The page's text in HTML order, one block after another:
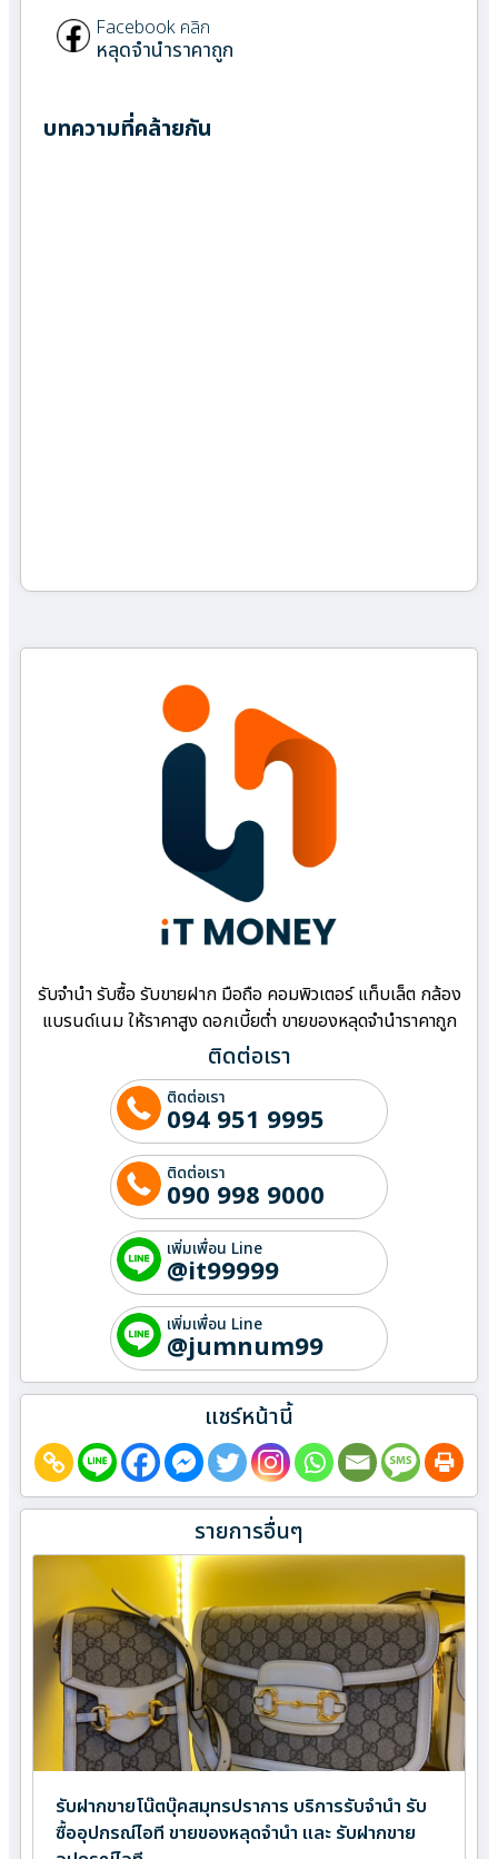
Facebook คลิก
หลุดจำนำราคาถูก
บทความที่คล้ายกัน
รับจำนำ รับซื้อ รับขายฝาก มือถือ คอมพิวเตอร์ แท็บเล็ต กล้อง
แบรนด์เนม ให้ราคาสูง ดอกเบี้ยต่ำ ขายของหลุดจำนำราคาถูก
ติดต่อเรา
ติดต่อเรา
094 951 9995
ติดต่อเรา
090 998 9000
เพิ่มเพื่อน Line
@it99999
เพิ่มเพื่อน Line
@jumnum99
แชร์หน้านี้
รายการอื่นๆ
รับฝากขายโน๊ตบุ๊คสมุทรปราการ บริการรับจำนำ รับ
ซื้ออุปกรณ์ไอที ขายของหลุดจำนำ และ รับฝากขาย